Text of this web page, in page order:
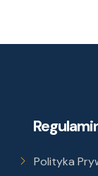
Polityka